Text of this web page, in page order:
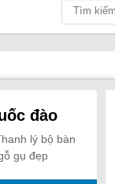
đào
lý bộ bàn
gụ đẹp